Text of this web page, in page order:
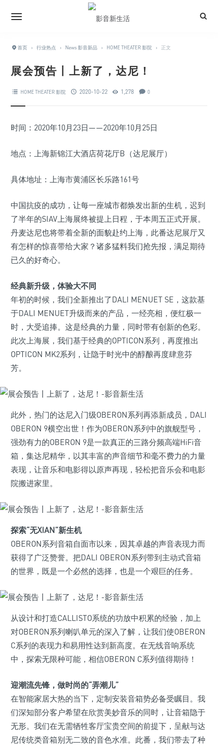
首页 › 行业热点 › News 影音新品 › HOME THEATER 影院 › 正文
展会预告丨上新了，达尼！
HOME THEATER 影院 2020-10-22 1,278 0
时间：2020年10月23日——2020年10月25日
地点：上海新锦江大酒店荷花厅B（达尼展厅）
具体地址：上海市黄浦区长乐路161号
中国抗疫的成功，让每一座城市都焕发出新的生机，迟到
了半年的SIAV上海展终被提上日程，于本周五正式开展。
丹麦达尼也将带着全新的面貌赴约上海，此番达尼展厅又
有怎样的惊喜带给大家？诸多猛料我们抢先报，满足期待
已久的好奇心。
经典新升级，体验大不同
年初的时候，我们全新推出了DALI MENUET SE，这款基
于DALI MENUET升级而来的产品，一经亮相，便红极一
时，大受追捧。这是经典的力量，同时带有创新的色彩。
此次上海展，我们基于经典的OPTICON系列，再度推出
OPTICON MK2系列，让隐于时光中的醇酿再度肆意芬
芳。
此外，热门的达尼入门级OBERON系列再添新成员，DALI
OBERON 9横空出世！作为OBERON系列中的旗舰型号，
强劲有力的OBERON 9是一款真正的三路分频高端HiFi音
箱，集达尼精华，以其丰富的声音细节和毫不费力的力量
表现，让音乐和电影得以原声再现，轻松把音乐会和电影
院搬进家里。
探索“无XIAN”新生机
OBERON系列音箱自面市以来，因其卓越的声音表现力而
获得了广泛赞誉。把DALI OBERON系列带到主动式音箱
的世界，既是一个必然的选择，也是一个艰巨的任务。
从设计和打造CALLISTO系统的功放中积累的经验，加上
对OBERON系列喇叭单元的深入了解，让我们使OBERON
C系列的表现力和易用性达到新高度。在无线音响系统
中，探索无限种可能，相信OBERON C系列值得期待！
迎潮流先锋，做时尚的“弄潮儿”
在智能家居大热的当下，定制安装音箱势必备受瞩目。我
们深知部分客户希望在欣赏美妙音乐的同时，让音箱隐于
无形。我们在无需牺牲客厅宝贵空间的前提下，呈献与达
尼传统类音箱别无二致的音色水准。此番，我们带去了种